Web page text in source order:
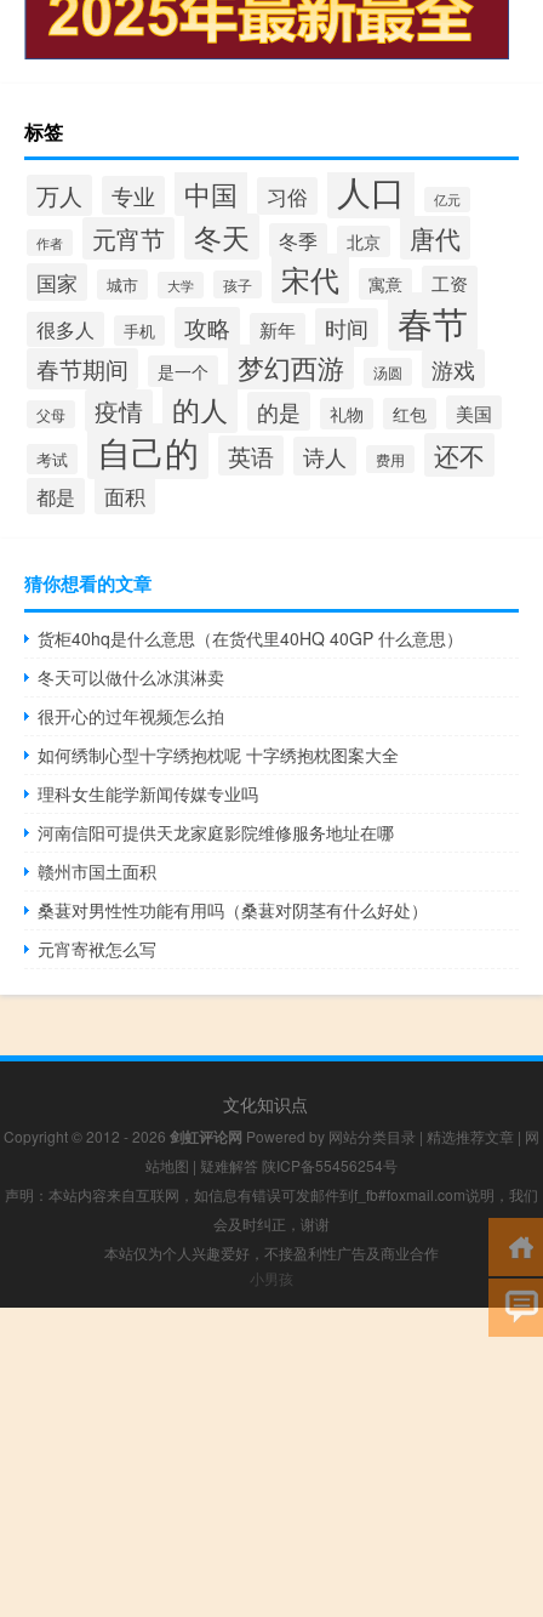
标签
万人 专业 中国 习俗 人口 亿元
作者 元宵节 冬天 冬季 北京 唐代
国家 城市 大学 孩子 宋代 寓意 工资
很多人 手机 攻略 新年 时间 春节
春节期间 是一个 梦幻西游 汤圆 游戏
父母 疫情 的人 的是 礼物 红包 美国
考试 自己的 英语 诗人 费用 还不
都是 面积
猜你想看的文章
货柜40hq是什么意思（在货代里40HQ 40GP 什么意思）
冬天可以做什么冰淇淋卖
很开心的过年视频怎么拍
如何绣制心型十字绣抱枕呢 十字绣抱枕图案大全
理科女生能学新闻传媒专业吗
河南信阳可提供天龙家庭影院维修服务地址在哪
赣州市国土面积
桑葚对男性性功能有用吗（桑葚对阴茎有什么好处）
元宵寄袱怎么写
文化知识点
Copyright © 2012 - 2026 剑虹评论网 Powered by 网站分类目录 | 精选推荐文章 | 网
站地图 | 疑难解答 陕ICP备55456254号
声明：本站内容来自互联网，如信息有错误可发邮件到f_fb#foxmail.com说明，我们
会及时纠正，谢谢
本站仅为个人兴趣爱好，不接盈利性广告及商业合作
小男孩